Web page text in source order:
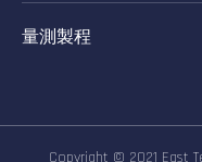
量測製程
Copyright © 2021 East